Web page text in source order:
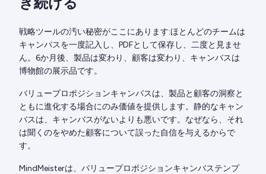
戦略ツールの汚い秘密がここにあります:ほとんどのチームは
キャンバスを一度記入し、PDFとして保存し、二度と見ませ
ん。6か月後、製品は変わり、顧客は変わり、キャンバスは
博物館の展示品です。
バリュープロポジションキャンバスは、製品と顧客の洞察と
ともに進化する場合にのみ価値を提供します。静的なキャン
バスは、キャンバスがないよりも悪いです。なぜなら、それ
は聞くのをやめた顧客について誤った自信を与えるからで
す。
MindMeisterは、バリュープロポジションキャンバステンプ